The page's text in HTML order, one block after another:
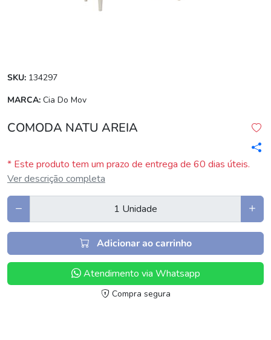
SKU: 134297
MARCA: Cia Do Mov
COMODA NATU AREIA
* Este produto tem um prazo de entrega de 60 dias úteis.
Ver descrição completa
Adicionar ao carrinho
Atendimento via Whatsapp
Compra segura